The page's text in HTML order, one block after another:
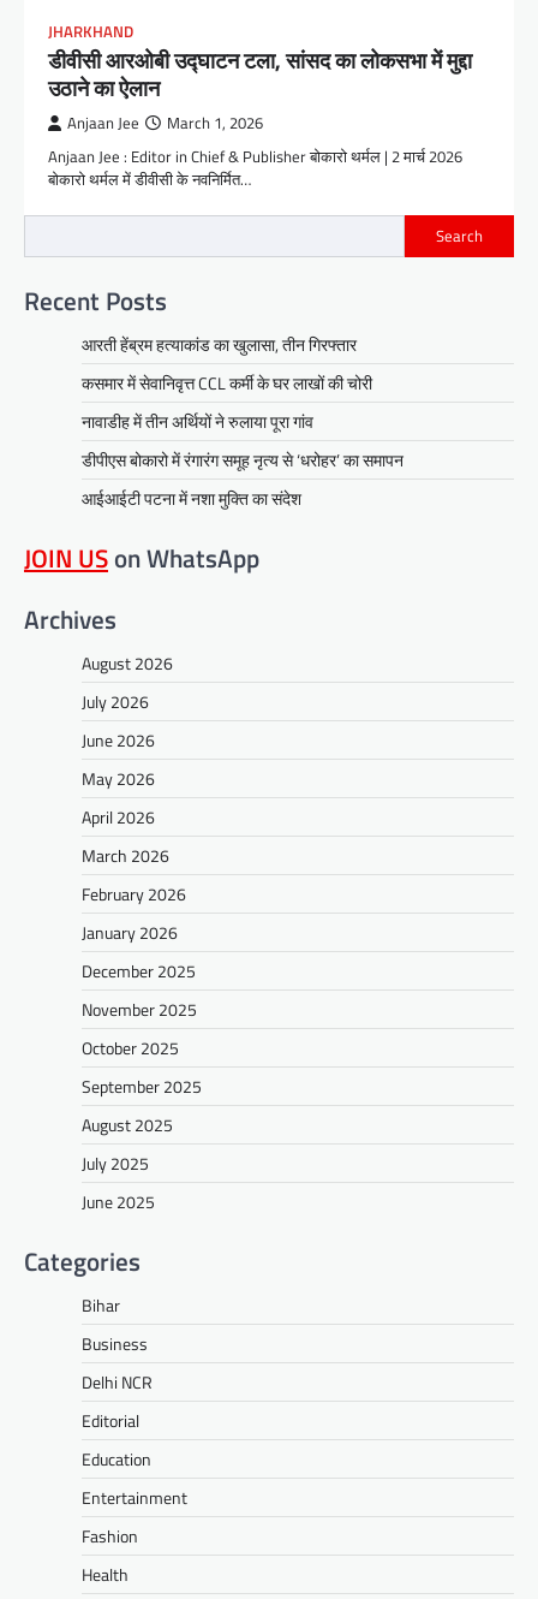
JHARKHAND
डीवीसी आरओबी उद्घाटन टला, सांसद का लोकसभा में मुद्दा
उठाने का ऐलान
Anjaan Jee March 1, 2026
Anjaan Jee : Editor in Chief & Publisher बोकारो थर्मल | 2 मार्च 2026
बोकारो थर्मल में डीवीसी के नवनिर्मित…
Search
Recent Posts
आरती हेंब्रम हत्याकांड का खुलासा, तीन गिरफ्तार
कसमार में सेवानिवृत्त CCL कर्मी के घर लाखों की चोरी
नावाडीह में तीन अर्थियों ने रुलाया पूरा गांव
डीपीएस बोकारो में रंगारंग समूह नृत्य से ‘धरोहर’ का समापन
आईआईटी पटना में नशा मुक्ति का संदेश
JOIN USon WhatsApp
Archives
August 2026
July 2026
June 2026
May 2026
April 2026
March 2026
February 2026
January 2026
December 2025
November 2025
October 2025
September 2025
August 2025
July 2025
June 2025
Categories
Bihar
Business
Delhi NCR
Editorial
Education
Entertainment
Fashion
Health